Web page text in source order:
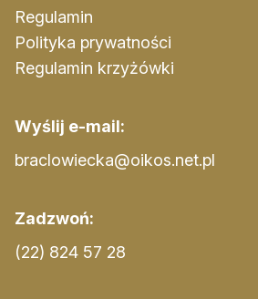
Regulamin
Polityka prywatności
Regulamin krzyżówki
Wyślij e-mail:
braclowiecka@oikos.net.pl
Zadzwoń:
(22) 824 57 28